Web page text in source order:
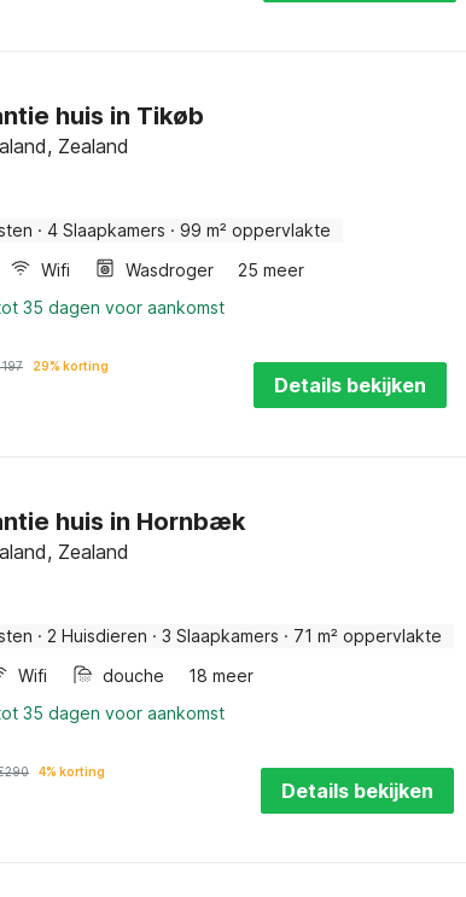
huis in Tikøb
Zealand
· 4 Slaapkamers · 99 m² oppervlakte
Wifi Wasdroger
25 meer
35 dagen voor aankomst
197 29% korting
Details bekijken
huis in Hornbæk
Zealand
· 2 Huisdieren · 3 Slaapkamers · 71 m² oppervlakte
Wifi douche
18 meer
35 dagen voor aankomst
290 4% korting
Details bekijken